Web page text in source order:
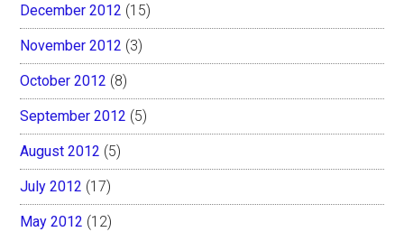
December 2012 (15)
November 2012 (3)
October 2012 (8)
September 2012 (5)
August 2012 (5)
July 2012 (17)
May 2012 (12)